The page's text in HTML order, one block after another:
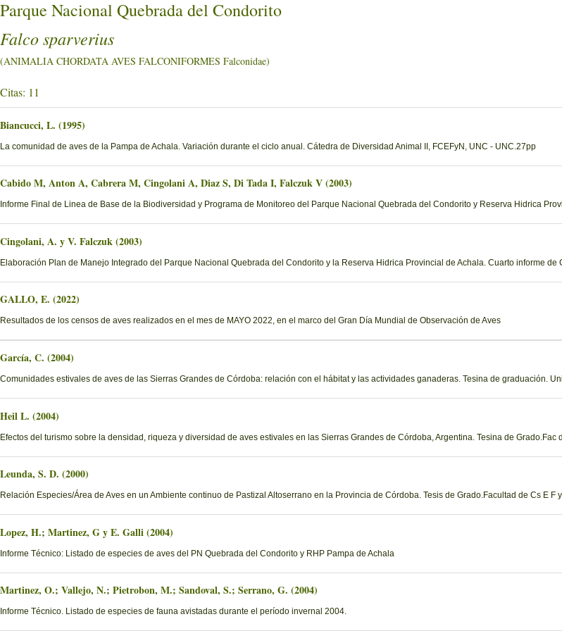
Parque Nacional Quebrada del Condorito
Falco sparverius
(ANIMALIA CHORDATA AVES FALCONIFORMES Falconidae)
Citas: 11
Biancucci, L. (1995)
La comunidad de aves de la Pampa de Achala. Variación durante el ciclo anual. Cátedra de Diversidad Animal II, FCEFyN, UNC - UNC.27pp
Cabido M, Anton A, Cabrera M, Cingolani A, Diaz S, Di Tada I, Falczuk V (2003)
Informe Final de Linea de Base de la Biodiversidad y Programa de Monitoreo del Parque Nacional Quebrada del Condorito y Reserva Hidrica
Cingolani, A. y V. Falczuk (2003)
Elaboración Plan de Manejo Integrado del Parque Nacional Quebrada del Condorito y la Reserva Hidrica Provincial de Achala. Cuarto informe de
GALLO, E. (2022)
Resultados de los censos de aves realizados en el mes de MAYO 2022, en el marco del Gran Día Mundial de Observación de Aves
García, C. (2004)
Comunidades estivales de aves de las Sierras Grandes de Córdoba: relación con el hábitat y las actividades ganaderas. Tesina de graduación.
Heil L. (2004)
Efectos del turismo sobre la densidad, riqueza y diversidad de aves estivales en las Sierras Grandes de Córdoba, Argentina. Tesina de Grado.Fac
Leunda, S. D. (2000)
Relación Especies/Área de Aves en un Ambiente continuo de Pastizal Altoserrano en la Provincia de Córdoba. Tesis de Grado.Facultad de Cs E F
Lopez, H.; Martinez, G y E. Galli (2004)
Informe Técnico: Listado de especies de aves del PN Quebrada del Condorito y RHP Pampa de Achala
Martinez, O.; Vallejo, N.; Pietrobon, M.; Sandoval, S.; Serrano, G. (2004)
Informe Técnico. Listado de especies de fauna avistadas durante el período invernal 2004.